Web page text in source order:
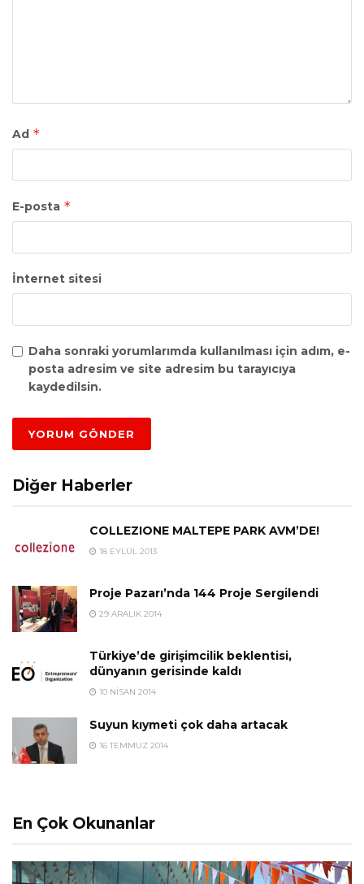
Ad *
E-posta *
İnternet sitesi
Daha sonraki yorumlarımda kullanılması için adım, e-
posta adresim ve site adresim bu tarayıcıya
kaydedilsin.
Diğer Haberler
COLLEZIONE MALTEPE PARK AVM’DE!
18 EYLÜL 2013
Proje Pazarı’nda 144 Proje Sergilendi
29 ARALIK 2014
Türkiye’de girişimcilik beklentisi,
dünyanın gerisinde kaldı
10 NISAN 2014
Suyun kıymeti çok daha artacak
16 TEMMUZ 2014
En Çok Okunanlar